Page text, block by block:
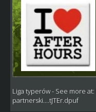
Liga typerów- See more at:
partnerski....tJTEr.dpuf